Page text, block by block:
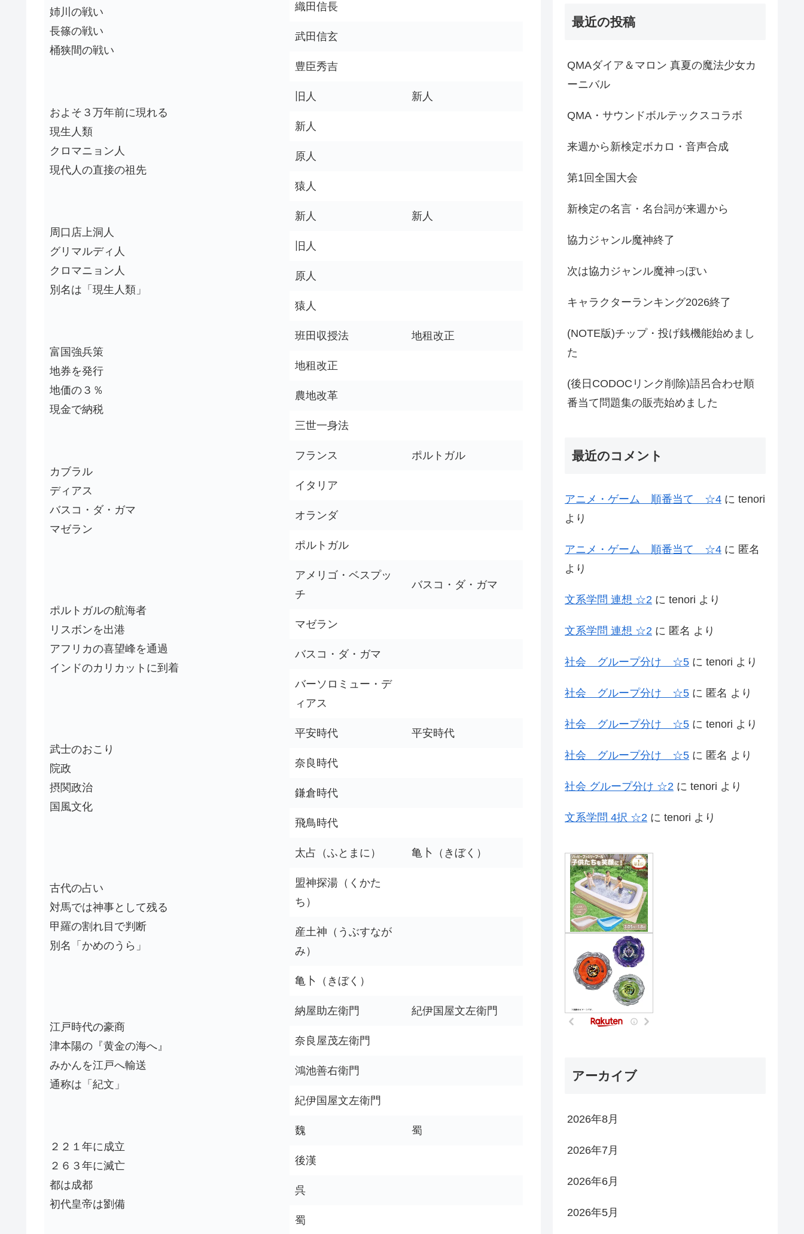
姉川の戦い
長篠の戦い
桶狭間の戦い
織田信長
武田信玄
豊臣秀吉
およそ３万年前に現れる
現生人類
クロマニョン人
現代人の直接の祖先
旧人 新人
新人
原人
猿人
周口店上洞人
グリマルディ人
クロマニョン人
別名は「現生人類」
新人 新人
旧人
原人
猿人
富国強兵策
地券を発行
地価の３％
現金で納税
班田収授法 地租改正
地租改正
農地改革
三世一身法
カブラル
ディアス
バスコ・ダ・ガマ
マゼラン
フランス ポルトガル
イタリア
オランダ
ポルトガル
ポルトガルの航海者
リスボンを出港
アフリカの喜望峰を通過
インドのカリカットに到着
アメリゴ・ベスプッ
チ
バスコ・ダ・ガマ
マゼラン
バスコ・ダ・ガマ
バーソロミュー・デ
ィアス
武士のおこり
院政
摂関政治
国風文化
平安時代 平安時代
奈良時代
鎌倉時代
飛鳥時代
古代の占い
対馬では神事として残る
甲羅の割れ目で判断
別名「かめのうら」
太占（ふとまに） 亀卜（きぼく）
盟神探湯（くかた
ち）
産土神（うぶすなが
み）
亀卜（きぼく）
江戸時代の豪商
津本陽の『黄金の海へ』
みかんを江戸へ輸送
通称は「紀文」
納屋助左衛門 紀伊国屋文左衛門
奈良屋茂左衛門
鴻池善右衛門
紀伊国屋文左衛門
２２１年に成立
２６３年に滅亡
都は成都
初代皇帝は劉備
魏 蜀
後漢
呉
蜀
最近の投稿
QMAダイア＆マロン 真夏の魔法少女カ
ーニバル
QMA・サウンドボルテックスコラボ
来週から新検定ボカロ・音声合成
第1回全国大会
新検定の名言・名台詞が来週から
協力ジャンル魔神終了
次は協力ジャンル魔神っぽい
キャラクターランキング2026終了
(NOTE版)チップ・投げ銭機能始めまし
た
(後日CODOCリンク削除)語呂合わせ順
番当て問題集の販売始めました
最近のコメント
アニメ・ゲーム 順番当て ☆4 に tenori
より
アニメ・ゲーム 順番当て ☆4 に 匿名
より
文系学問 連想 ☆2 に tenori より
文系学問 連想 ☆2 に 匿名 より
社会 グループ分け ☆5 に tenori より
社会 グループ分け ☆5 に 匿名 より
社会 グループ分け ☆5 に tenori より
社会 グループ分け ☆5 に 匿名 より
社会 グループ分け ☆2 に tenori より
文系学問 4択 ☆2 に tenori より
アーカイブ
2026年8月
2026年7月
2026年6月
2026年5月